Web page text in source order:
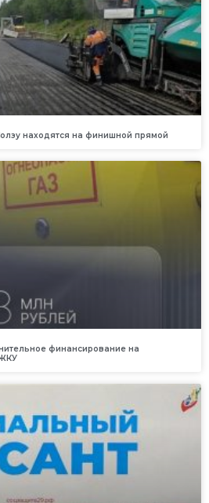
находятся на финишной прямой
финансирование на